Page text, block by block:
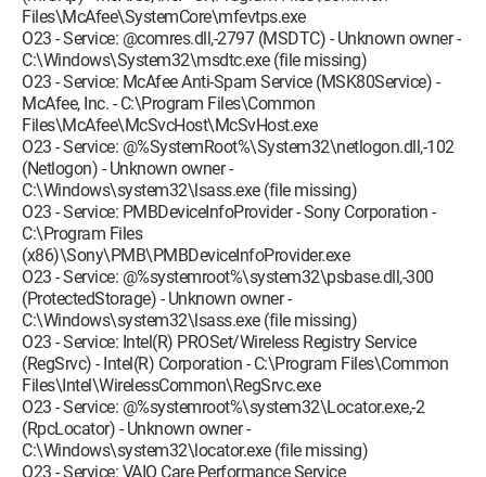
Files\McAfee\SystemCore\mfevtps.exe
O23 - Service: @comres.dll,-2797 (MSDTC) - Unknown owner -
C:\Windows\System32\msdtc.exe (file missing)
O23 - Service: McAfee Anti-Spam Service (MSK80Service) -
McAfee, Inc. - C:\Program Files\Common
Files\McAfee\McSvcHost\McSvHost.exe
O23 - Service: @%SystemRoot%\System32\netlogon.dll,-102
(Netlogon) - Unknown owner -
C:\Windows\system32\lsass.exe (file missing)
O23 - Service: PMBDeviceInfoProvider - Sony Corporation -
C:\Program Files
(x86)\Sony\PMB\PMBDeviceInfoProvider.exe
O23 - Service: @%systemroot%\system32\psbase.dll,-300
(ProtectedStorage) - Unknown owner -
C:\Windows\system32\lsass.exe (file missing)
O23 - Service: Intel(R) PROSet/Wireless Registry Service
(RegSrvc) - Intel(R) Corporation - C:\Program Files\Common
Files\Intel\WirelessCommon\RegSrvc.exe
O23 - Service: @%systemroot%\system32\Locator.exe,-2
(RpcLocator) - Unknown owner -
C:\Windows\system32\locator.exe (file missing)
O23 - Service: VAIO Care Performance Service